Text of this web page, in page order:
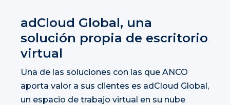
adCloud Global, una
solución propia de escritorio
virtual
Una de las soluciones con las que ANCO
aporta valor a sus clientes es adCloud Global,
un espacio de trabajo virtual en su nube